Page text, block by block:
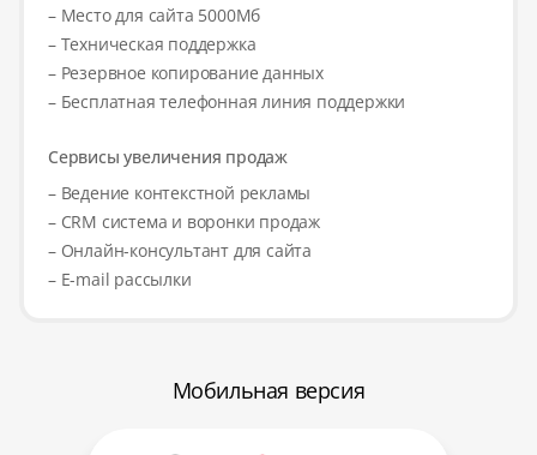
– Место для сайта 5000Мб
– Техническая поддержка
– Резервное копирование данных
– Бесплатная телефонная линия поддержки
Сервисы увеличения продаж
– Ведение контекстной рекламы
– CRM система и воронки продаж
– Онлайн-консультант для сайта
– E-mail рассылки
Мобильная версия